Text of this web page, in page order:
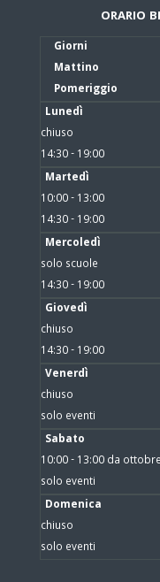
ORARIO
Giorni
Mattino
Pomeriggio
Lunedì
chiuso
14:30 - 19:00
Martedì
10:00 - 13:00
14:30 - 19:00
Mercoledì
solo scuole
14:30 - 19:00
Giovedì
chiuso
14:30 - 19:00
Venerdì
chiuso
solo eventi
Sabato
10:00 - 13:00 da
solo eventi
Domenica
chiuso
solo eventi